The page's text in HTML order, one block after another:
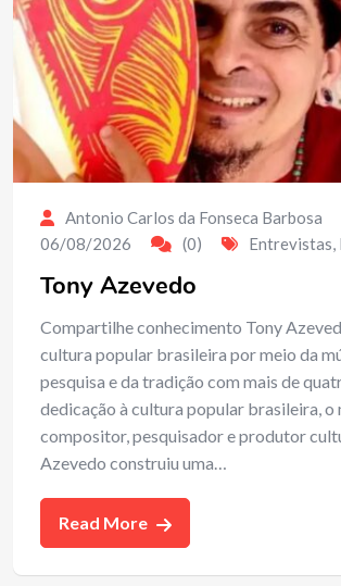
Antonio Carlos da Fonseca Barbosa
06/08/2026
(0) Entrevistas,
Tony Azevedo
Compartilhe conhecimento Tony
cultura popular brasileira por meio da
pesquisa e da tradição com mais de
dedicação à cultura popular brasileira, o
compositor, pesquisador e produtor
Azevedo construiu uma…
Read More